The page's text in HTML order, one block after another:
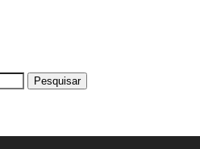
Pesquisar